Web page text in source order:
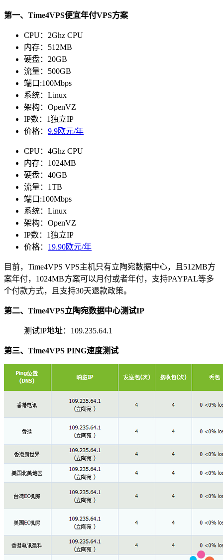
第一、Time4VPS便宜年付VPS方案
CPU：2Ghz CPU
内存：512MB
硬盘：20GB
流量：500GB
端口:100Mbps
系统：Linux
架构：OpenVZ
IP数：1独立IP
价格： 9.9欧元/年
CPU：4Ghz CPU
内存：1024MB
硬盘：40GB
流量：1TB
端口:100Mbps
系统：Linux
架构：OpenVZ
IP数：1独立IP
价格： 19.90欧元/年
目前，Time4VPS VPS主机只有立陶宛数据中心，且512MB方
案年付，1024MB方案可以月付或者年付，支持PAYPAL等多
个付款方式，且支持30天退款政策。
第二、Time4VPS立陶宛数据中心测试IP
测试IP地址：109.235.64.1
第三、Time4VPS PING速度测试